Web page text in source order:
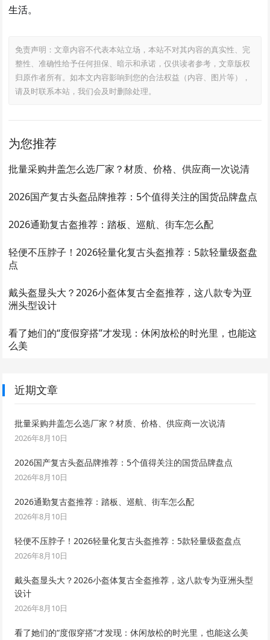
生活。
免责声明：文章内容不代表本站立场，本站不对其内容的真实性、完
整性、准确性给予任何担保、暗示和承诺，仅供读者参考，文章版权
归原作者所有。如本文内容影响到您的合法权益（内容、图片等），
请及时联系本站，我们会及时删除处理。
为您推荐
批量采购井盖怎么选厂家？材质、价格、供应商一次说清
2026国产复古头盔品牌推荐：5个值得关注的国货品牌盘点
2026通勤复古盔推荐：踏板、巡航、街车怎么配
轻便不压脖子！2026轻量化复古头盔推荐：5款轻量级盔盘
点
戴头盔显头大？2026小盔体复古全盔推荐，这八款专为亚
洲头型设计
看了她们的“度假穿搭”才发现：休闲放松的时光里，也能这
么美
近期文章
批量采购井盖怎么选厂家？材质、价格、供应商一次说清
2026年8月10日
2026国产复古头盔品牌推荐：5个值得关注的国货品牌盘点
2026年8月10日
2026通勤复古盔推荐：踏板、巡航、街车怎么配
2026年8月10日
轻便不压脖子！2026轻量化复古头盔推荐：5款轻量级盔盘点
2026年8月10日
戴头盔显头大？2026小盔体复古全盔推荐，这八款专为亚洲头型
设计
2026年8月10日
看了她们的“度假穿搭”才发现：休闲放松的时光里，也能这么美